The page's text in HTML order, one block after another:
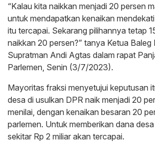
“Kalau kita naikkan menjadi 20 persen
untuk mendapatkan kenaikan
itu tercapai. Sekarang pilihannya tetap
naikkan 20 persen?” tanya Ketua Baleg
Supratman Andi Agtas dalam rapat
Parlemen, Senin (3/7/2023).
Mayoritas fraksi menyetujui keputusan
desa di usulkan DPR naik menjadi 20
menilai, dengan kenaikan besaran 20
parlemen. Untuk memberikan dana
sekitar Rp 2 miliar akan tercapai.